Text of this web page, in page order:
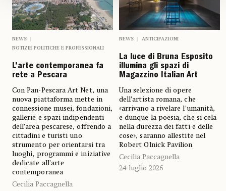
NEWS
NOTIZIE POLITICHE E PROFESSIONALI
L’arte contemporanea fa
rete a Pescara
Con Pan-Pescara Art Net, una
nuova piattaforma mette in
connessione musei, fondazioni,
gallerie e spazi indipendenti
dell’area pescarese, offrendo a
cittadini e turisti uno
strumento per orientarsi tra
luoghi, programmi e iniziative
dedicate all’arte
contemporanea
Cecilia Paccagnella
NEWS ANTICIPAZIONI
La luce di Bruna Esposito
illumina gli spazi di
Magazzino Italian Art
Una selezione di opere
dell’artista romana, che
«arrivano a rivelare l’umanità,
e dunque la poesia, che si cela
nella durezza dei fatti e delle
cose», saranno allestite nel
Robert Olnick Pavilion
Cecilia Paccagnella
24 luglio 2026